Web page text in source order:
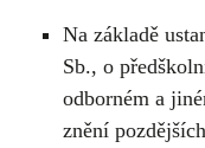
Na základě
Sb., o
odborném a
znění